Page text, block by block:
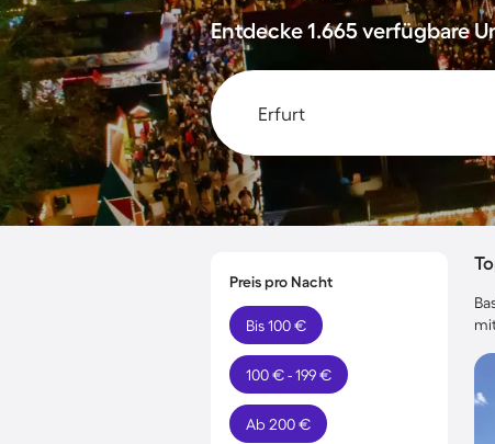
Entdecke 1.665 verfügbare
Preis pro Nacht
Bis 100 €
100 € - 199 €
Ab 200 €